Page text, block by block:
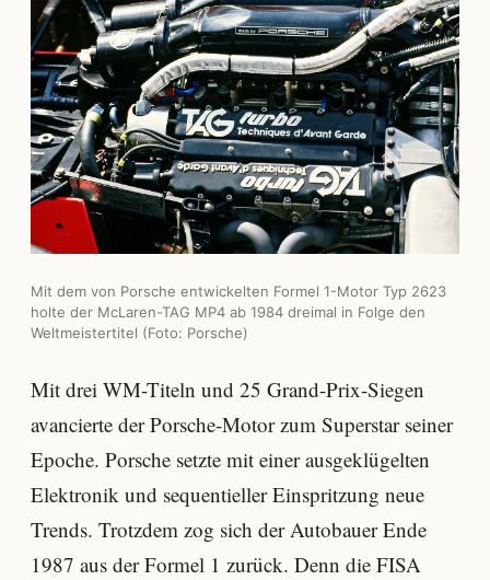
Mit dem von Porsche entwickelten Formel 1-Motor Typ 2623
holte der McLaren-TAG MP4 ab 1984 dreimal in Folge den
Weltmeistertitel (Foto: Porsche)
Mit drei WM-Titeln und 25 Grand-Prix-Siegen
avancierte der Porsche-Motor zum Superstar seiner
Epoche. Porsche setzte mit einer ausgeklügelten
Elektronik und sequentieller Einspritzung neue
Trends. Trotzdem zog sich der Autobauer Ende
1987 aus der Formel 1 zurück. Denn die FISA